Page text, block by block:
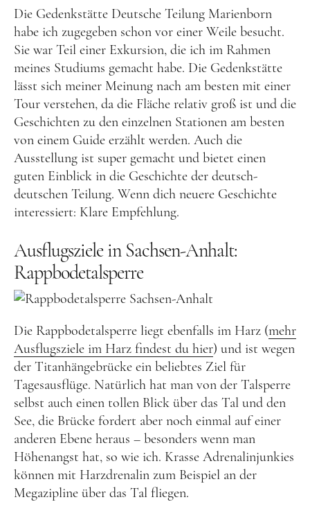
Malta
Spanien
Zypern
Westeuropa
Belgien
Deutschland
Frankreich
Gibraltar
Nordirland
Irland
Luxemburg
Niederlande
Österreich
Schweiz
Naher Osten
Oman
Ozeanien
Die Gedenkstätte Deutsche Teilung Marienborn
habe ich zugegeben schon vor einer Weile besucht.
Sie war Teil einer Exkursion, die ich im Rahmen
meines Studiums gemacht habe. Die Gedenkstätte
lässt sich meiner Meinung nach am besten mit einer
Tour verstehen, da die Fläche relativ groß ist und die
Geschichten zu den einzelnen Stationen am besten
von einem Guide erzählt werden. Auch die
Ausstellung ist super gemacht und bietet einen
guten Einblick in die Geschichte der deutsch-
deutschen Teilung. Wenn dich neuere Geschichte
interessiert: Klare Empfehlung.
Ausflugsziele in Sachsen-Anhalt:
Rappbodetalsperre
Die Rappbodetalsperre liegt ebenfalls im Harz (mehr
Ausflugsziele im Harz findest du hier) und ist wegen
der Titanhängebrücke ein beliebtes Ziel für
Tagesausflüge. Natürlich hat man von der Talsperre
selbst auch einen tollen Blick über das Tal und den
See, die Brücke fordert aber noch einmal auf einer
anderen Ebene heraus – besonders wenn man
Höhenangst hat, so wie ich. Krasse Adrenalinjunkies
können mit Harzdrenalin zum Beispiel an der
Megazipline über das Tal fliegen.